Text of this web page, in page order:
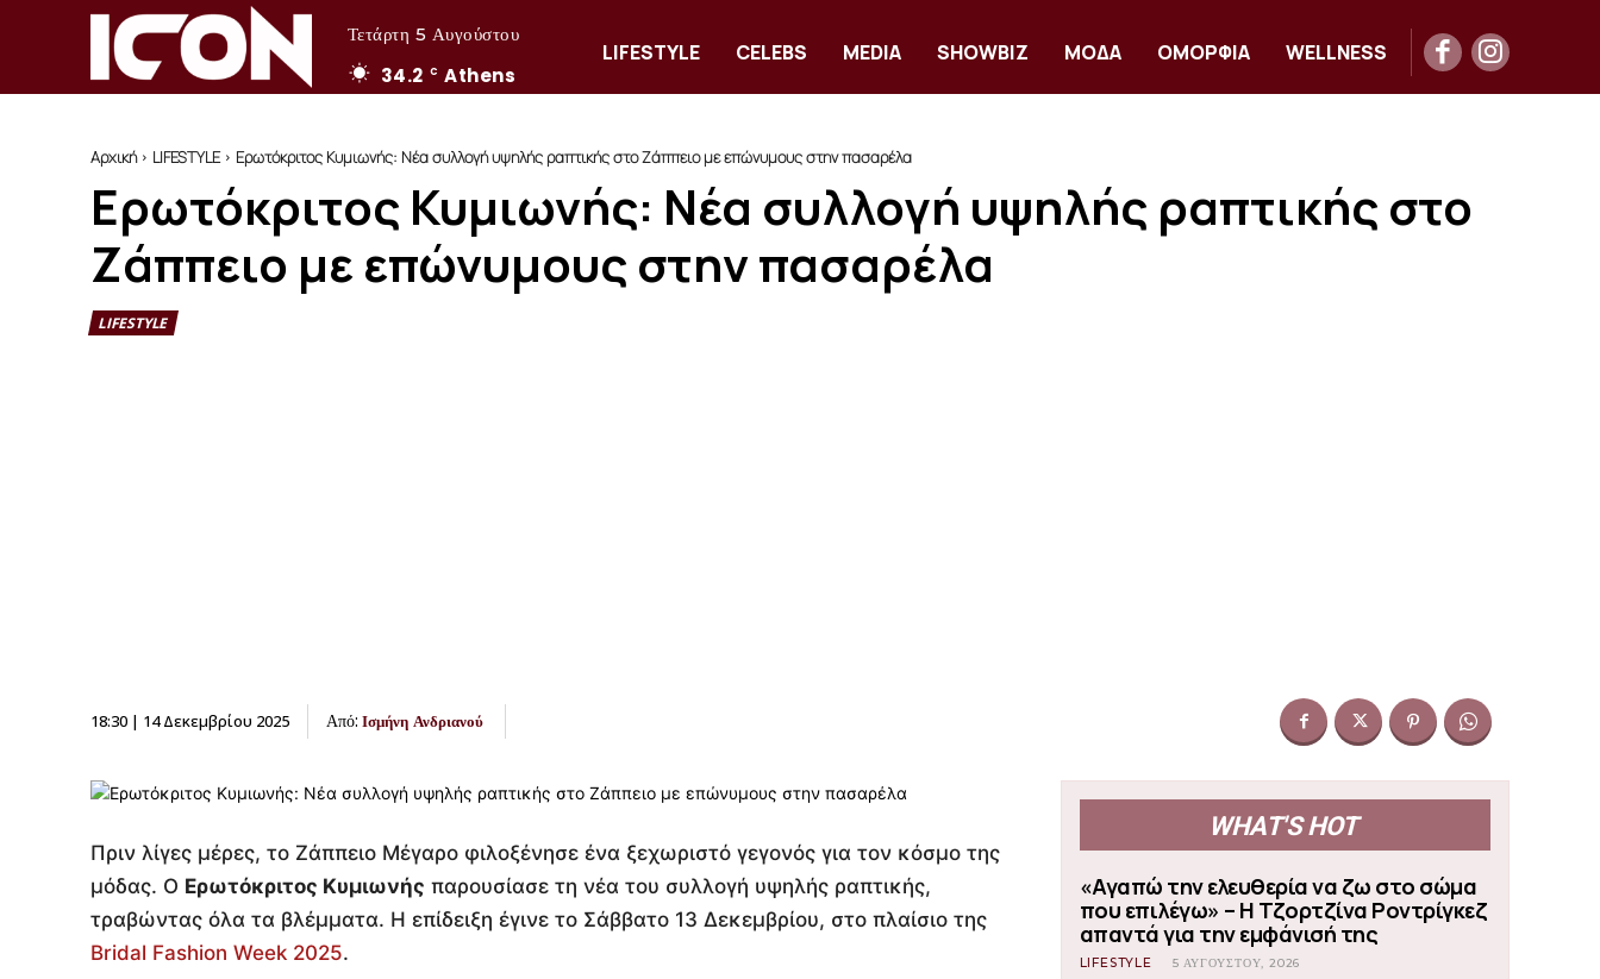
Τετάρτη 5 Αυγούστου
34.2 C Athens
LIFESTYLE CELEBS MEDIA SHOWBIZ ΜΟΔΑ ΟΜΟΡΦΙΑ WELLNESS
Αρχική LIFESTYLE Ερωτόκριτος Κυμιωνής: Νέα συλλογή υψηλής ραπτικής στο Ζάππειο με επώνυμους στην πασαρέλα
Ερωτόκριτος Κυμιωνής: Νέα συλλογή υψηλής ραπτικής στο
Ζάππειο με επώνυμους στην πασαρέλα
LIFESTYLE
18:30 | 14 Δεκεμβρίου 2025 Από: Ισμήνη Ανδριανού
Πριν λίγες μέρες, το Ζάππειο Μέγαρο φιλοξένησε ένα ξεχωριστό γεγονός για τον κόσμο της
μόδας. Ο Ερωτόκριτος Κυμιωνής παρουσίασε τη νέα του συλλογή υψηλής ραπτικής,
τραβώντας όλα τα βλέμματα. Η επίδειξη έγινε το Σάββατο 13 Δεκεμβρίου, στο πλαίσιο της
Bridal Fashion Week 2025.
WHAT'S HOT
«Αγαπώ την ελευθερία να ζω στο σώμα
που επιλέγω» – Η Τζορτζίνα Ροντρίγκεζ
απαντά για την εμφάνισή της
LIFESTYLE 5 ΑΥΓΟΎΣΤΟΥ, 2026